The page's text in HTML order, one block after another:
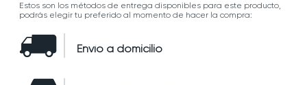
Estos son los métodos de entrega disponibles para este producto,
podrás elegir tu preferido al momento de hacer la compra:
Envío a domicilio